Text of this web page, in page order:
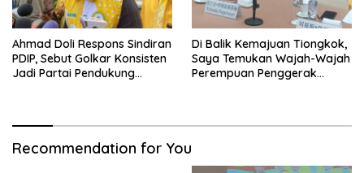
Ahmad Doli Respons Sindiran
PDIP, Sebut Golkar Konsisten
Jadi Partai Pendukung
Di Balik Kemajuan Tiongkok,
Saya Temukan Wajah-Wajah
Perempuan Penggerak
Recommendation for You